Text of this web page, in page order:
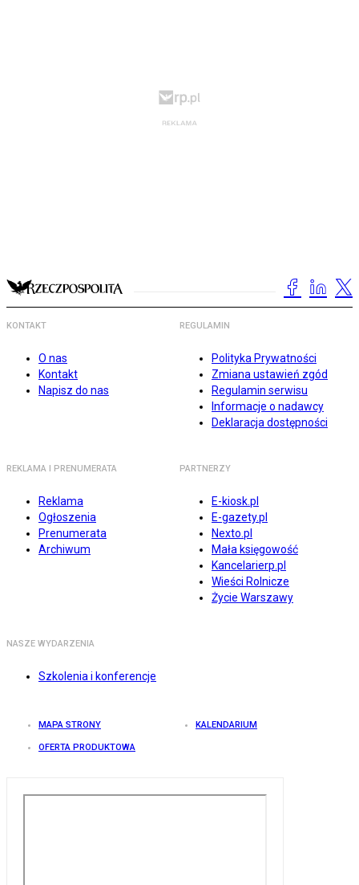
KONTAKT
O nas
Kontakt
Napisz do nas
REGULAMIN
Polityka Prywatności
Zmiana ustawień zgód
Regulamin serwisu
Informacje o nadawcy
Deklaracja dostępności
REKLAMA I PRENUMERATA
Reklama
Ogłoszenia
Prenumerata
Archiwum
PARTNERZY
E-kiosk.pl
E-gazety.pl
Nexto.pl
Mała księgowość
Kancelarierp.pl
Wieści Rolnicze
Życie Warszawy
NASZE WYDARZENIA
Szkolenia i konferencje
MAPA STRONY KALENDARIUM
OFERTA PRODUKTOWA